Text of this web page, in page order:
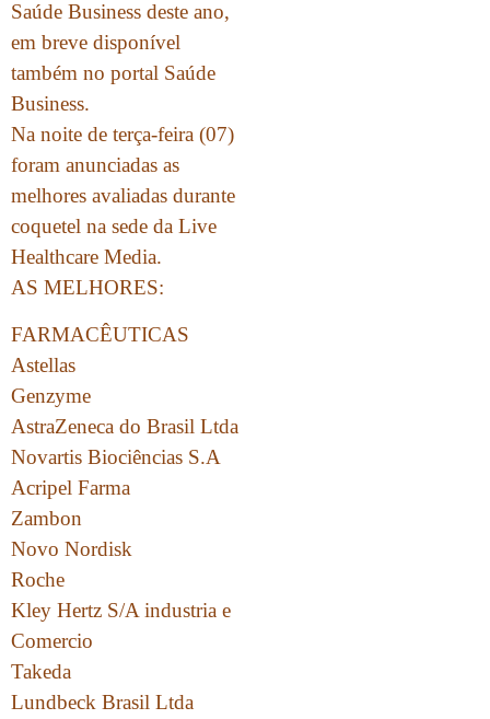
Saúde Business deste ano,
em breve disponível
também no portal Saúde
Business.
Na noite de terça-feira (07)
foram anunciadas as
melhores avaliadas durante
coquetel na sede da Live
Healthcare Media.
AS MELHORES:
FARMACÊUTICAS
Astellas
Genzyme
AstraZeneca do Brasil Ltda
Novartis Biociências S.A
Acripel Farma
Zambon
Novo Nordisk
Roche
Kley Hertz S/A industria e
Comercio
Takeda
Lundbeck Brasil Ltda